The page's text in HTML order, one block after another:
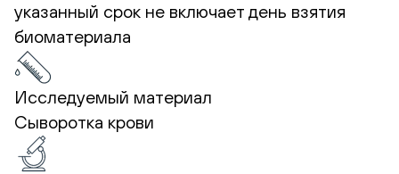
указанный срок не включает день взятия
биоматериала
Исследуемый материал
Сыворотка крови